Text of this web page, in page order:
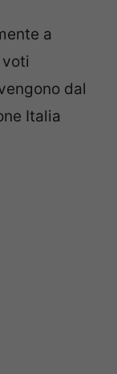
a
dal
Italia